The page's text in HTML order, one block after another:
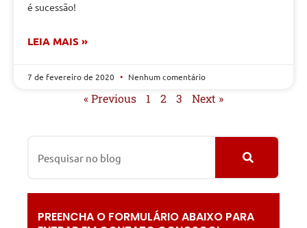
é sucessão!
LEIA MAIS »
7 de fevereiro de 2020 Nenhum comentário
« Previous 1 2 3 Next »
PREENCHA O FORMULÁRIO ABAIXO PARA